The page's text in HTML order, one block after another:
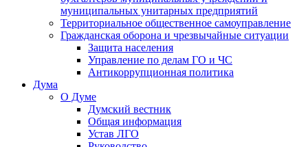
муниципальных унитарных предприятий
Территориальное общественное самоуправление
Гражданская оборона и чрезвычайные ситуации
Защита населения
Управление по делам ГО и ЧС
Антикоррупционная политика
Дума
О Думе
Думский вестник
Общая информация
Устав ЛГО